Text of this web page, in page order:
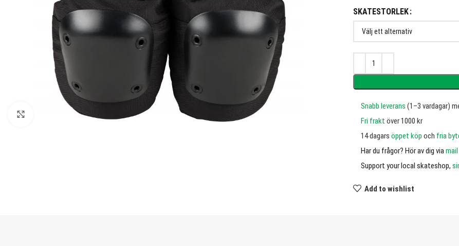
Click to enlarge
SKATESTORLEK
Snabb leverans (1–3 vardagar)
Fri frakt över 1000 kr
14 dagars öppet köp och fria
Har du frågor? Hör av dig viamail
Support your local skateshop,
Add to wishlist